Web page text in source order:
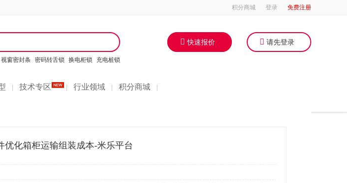
积分商城 登录 免费注册
视窗密封条 密码转舌锁 换电柜锁 充电桩锁
技术专区 行业领域 积分商城
快速报价 请先登录
优化箱柜运输组装成本-米乐平台